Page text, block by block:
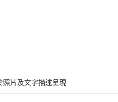
發生意，開放B端批發價給C端客人❗️
片及文字描述呈現